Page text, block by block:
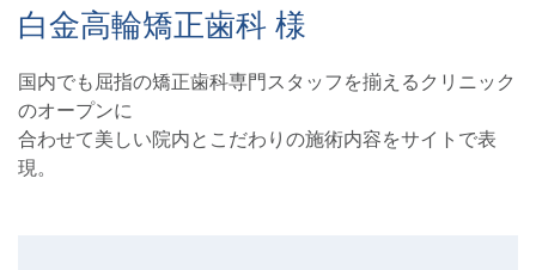
白金高輪矯正歯科 様
国内でも屈指の矯正歯科専門スタッフを揃えるクリニック
のオープンに
合わせて美しい院内とこだわりの施術内容をサイトで表
現。